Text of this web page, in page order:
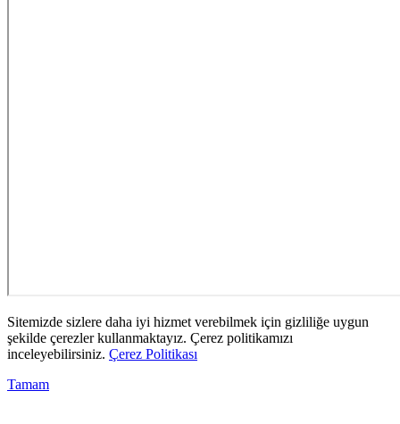
Sitemizde sizlere daha iyi hizmet verebilmek için gizliliğe uygun
şekilde çerezler kullanmaktayız. Çerez politikamızı
inceleyebilirsiniz. Çerez Politikası
Tamam